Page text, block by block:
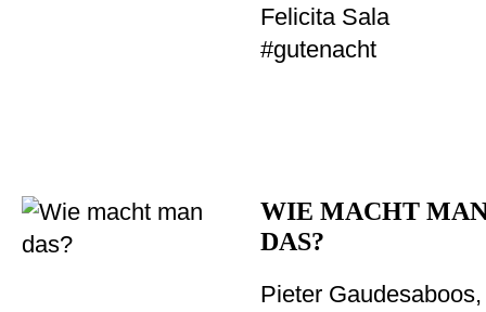
Felicita Sala
#gutenacht
WIE MACHT
DAS?
Pieter Gaudesaboos,